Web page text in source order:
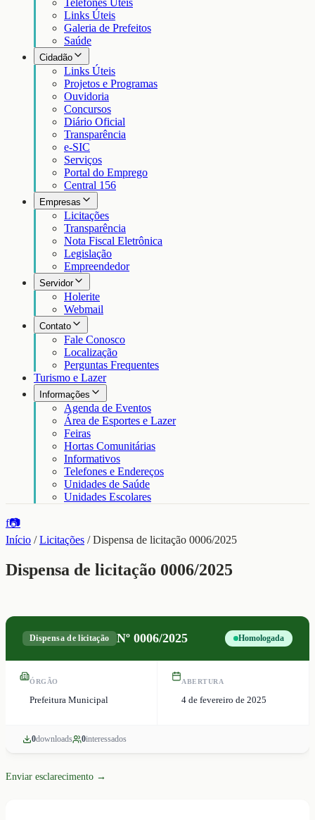
Telefones Úteis
Links Úteis
Galeria de Prefeitos
Saúde
Cidadão
Links Úteis
Projetos e Programas
Ouvidoria
Concursos
Diário Oficial
Transparência
e-SIC
Serviços
Portal do Emprego
Central 156
Empresas
Licitações
Transparência
Nota Fiscal Eletrônica
Legislação
Empreendedor
Servidor
Holerite
Webmail
Contato
Fale Conosco
Localização
Perguntas Frequentes
Turismo e Lazer
Informações
Agenda de Eventos
Área de Esportes e Lazer
Feiras
Hortas Comunitárias
Informativos
Telefones e Endereços
Unidades de Saúde
Unidades Escolares
f📷
Início /Licitações /Dispensa de licitação 0006/2025
Dispensa de licitação 0006/2025
Dispensa de licitação Nº 0006/2025 Homologada
ÓRGÃO
Prefeitura Municipal
ABERTURA
4 de fevereiro de 2025
0downloads 0interessados
Enviar esclarecimento →